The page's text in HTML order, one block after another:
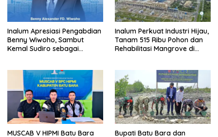
Inalum Apresiasi Pengabdian
Benny Wiwoho, Sambut
Kemal Sudiro sebagai
Inalum Perkuat Industri Hijau,
Tanam 515 Ribu Pohon dan
Rehabilitasi Mangrove di
MUSCAB V HIPMI Batu Bara
Bupati Batu Bara dan